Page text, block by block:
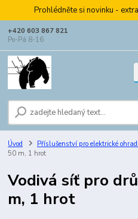
Prohlédněte si novinku -
+420 603 867 821
Po-Pá 8-16
Úvod Příslušenství pro elektrické
50 m, 1 hrot
Vodivá síť pro
m, 1 hrot